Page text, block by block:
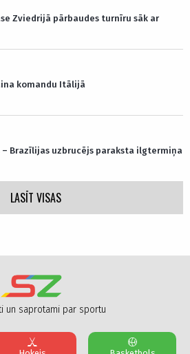
Zviedrijā pārbaudes turnīru sāk ar
komandu Itālijā
Brazīlijas uzbrucējs paraksta ilgtermiņa
LASĪT VISAS
un saprotami par sportu